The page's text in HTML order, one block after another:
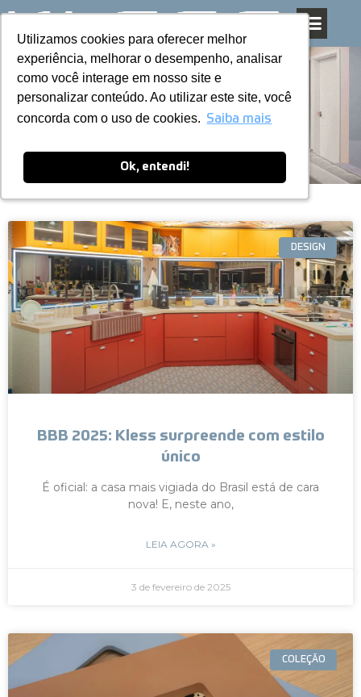
Utilizamos cookies para oferecer melhor
experiência, melhorar o desempenho, analisar
como você interage em nosso site e
personalizar conteúdo. Ao utilizar este site, você
concorda com o uso de cookies. Saiba mais
Ok, entendi!
Utilizamos cookies para oferecer melhor
experiência, melhorar o desempenho, analisar
como você interage em nosso site e
personalizar conteúdo. Ao utilizar este site, você
concorda com o uso de cookies. Saiba mais
Ok, entendi!
Pular
para
o
conteúdo
Blog
DESIGN
BBB 2025: Kless surpreende com estilo
único
É oficial: a casa mais vigiada do Brasil está de cara
nova! E, neste ano,
LEIA AGORA »
3 de fevereiro de 2025
COLEÇÃO